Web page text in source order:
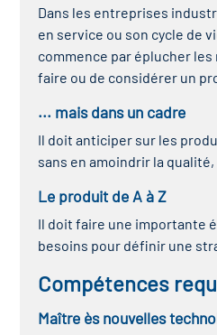
Dans les entreprises
en service ou son cycle de
commence par éplucher
faire ou de considérer un
... mais dans un cadre
Il doit anticiper sur les
sans en amoindrir la
Le produit de A à Z
Il doit faire une importante
besoins pour définir une
Compétences
Maître ès nouvelles